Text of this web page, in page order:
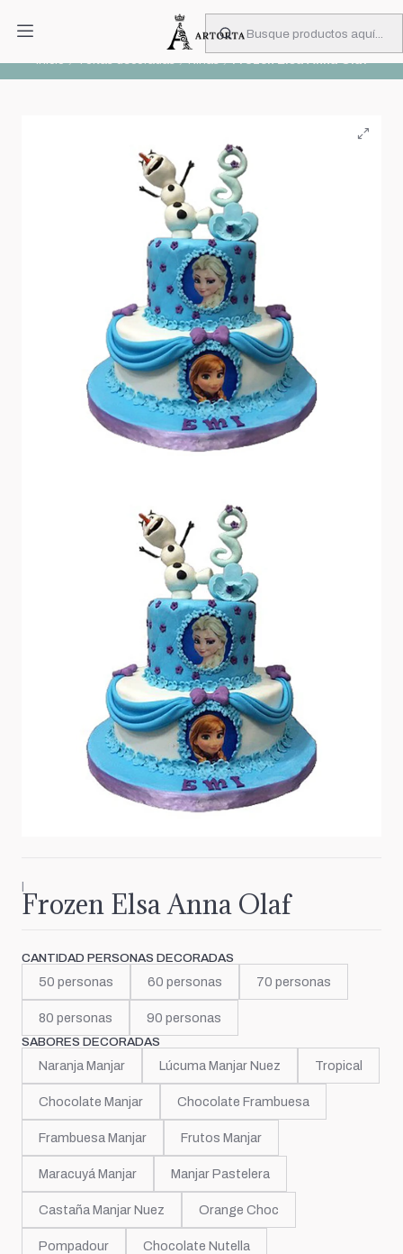
PIDA CON MUCHA ANTICIPACIÓN
Inicio Tortas decoradas Niñas Frozen Elsa Anna Olaf
|
Frozen Elsa Anna Olaf
CANTIDAD PERSONAS DECORADAS
50 personas 60 personas 70 personas
80 personas 90 personas
SABORES DECORADAS
Naranja Manjar Lúcuma Manjar Nuez Tropical
Chocolate Manjar Chocolate Frambuesa
Frambuesa Manjar Frutos Manjar
Maracuyá Manjar Manjar Pastelera
Castaña Manjar Nuez Orange Choc
Pompadour Chocolate Nutella